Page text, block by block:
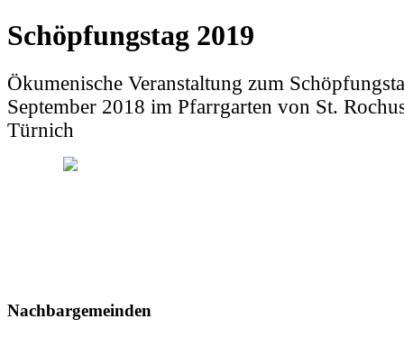
Schöpfungstag 2019
Ökumenische Veranstaltung zum
September 2018 im Pfarrgarten von St.
Türnich
Nachbargemeinden